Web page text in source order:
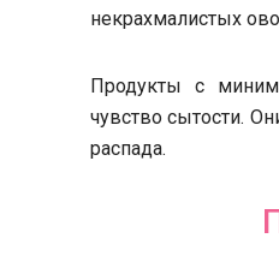
некрахмалистых
Продукты с
чувство сытости.
распада.